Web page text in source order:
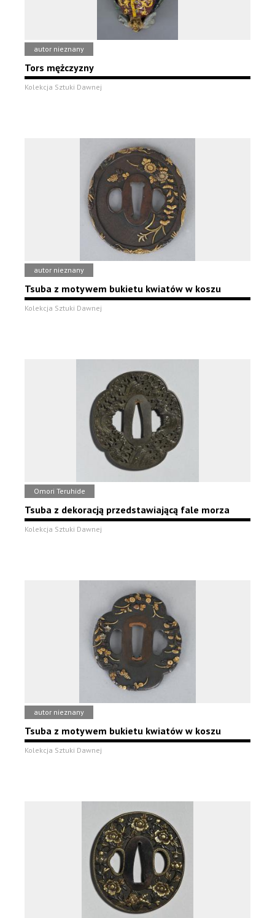
autor nieznany
Tors mężczyzny
Kolekcja Sztuki Dawnej
autor nieznany
Tsuba z motywem bukietu kwiatów w koszu
Kolekcja Sztuki Dawnej
Omori Teruhide
Tsuba z dekoracją przedstawiającą fale morza
Kolekcja Sztuki Dawnej
autor nieznany
Tsuba z motywem bukietu kwiatów w koszu
Kolekcja Sztuki Dawnej